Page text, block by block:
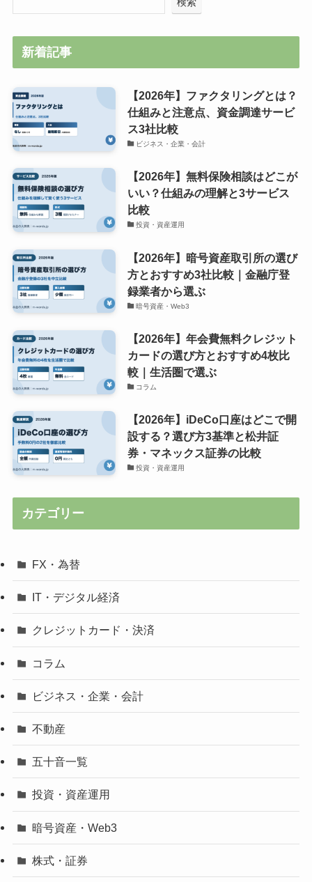
新着記事
【2026年】ファクタリングとは？
仕組みと注意点、資金調達サービ
ス3社比較
ビジネス・企業・会計
【2026年】無料保険相談はどこが
いい？仕組みの理解と3サービス
比較
投資・資産運用
【2026年】暗号資産取引所の選び
方とおすすめ3社比較｜金融庁登
録業者から選ぶ
暗号資産・Web3
【2026年】年会費無料クレジット
カードの選び方とおすすめ4枚比
較｜生活圏で選ぶ
コラム
【2026年】iDeCo口座はどこで開
設する？選び方3基準と松井証
券・マネックス証券の比較
投資・資産運用
カテゴリー
FX・為替
IT・デジタル経済
クレジットカード・決済
コラム
ビジネス・企業・会計
不動産
五十音一覧
投資・資産運用
暗号資産・Web3
株式・証券